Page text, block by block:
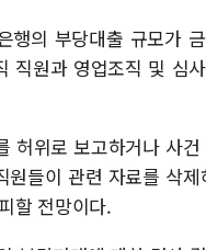
행의 부당대출 규모가
직원과 영업조직 및 심
허위로 보고하거나 사
들이 관련 자료를 삭제
할 전망이다.